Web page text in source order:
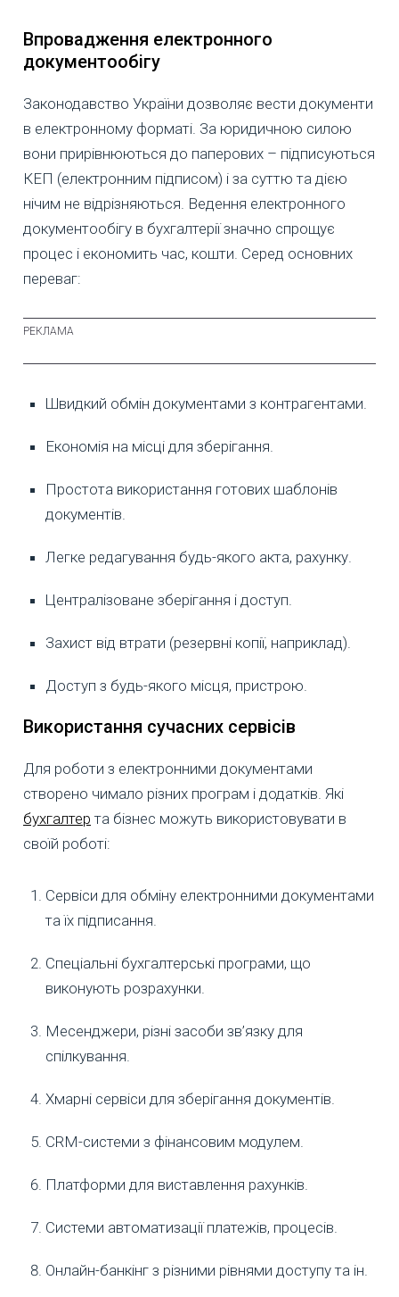
Впровадження електронного
документообігу
Законодавство України дозволяє вести документи
в електронному форматі. За юридичною силою
вони прирівнюються до паперових – підписуються
КЕП (електронним підписом) і за суттю та дією
нічим не відрізняються. Ведення електронного
документообігу в бухгалтерії значно спрощує
процес і економить час, кошти. Серед основних
переваг:
Швидкий обмін документами з контрагентами.
Економія на місці для зберігання.
Простота використання готових шаблонів
документів.
Легке редагування будь-якого акта, рахунку.
Централізоване зберігання і доступ.
Захист від втрати (резервні копії, наприклад).
Доступ з будь-якого місця, пристрою.
Використання сучасних сервісів
Для роботи з електронними документами
створено чимало різних програм і додатків. Які
бухгалтер та бізнес можуть використовувати в
своїй роботі:
Сервіси для обміну електронними документами
та їх підписання.
Спеціальні бухгалтерські програми, що
виконують розрахунки.
Месенджери, різні засоби зв’язку для
спілкування.
Хмарні сервіси для зберігання документів.
CRM-системи з фінансовим модулем.
Платформи для виставлення рахунків.
Системи автоматизації платежів, процесів.
Онлайн-банкінг з різними рівнями доступу та ін.